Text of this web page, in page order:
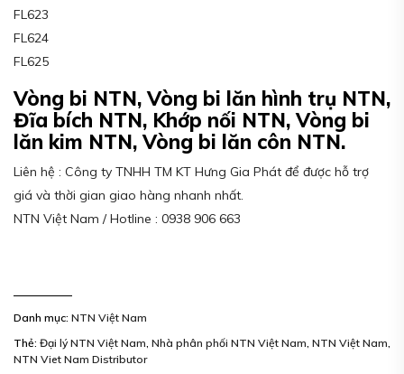
FL623
FL624
FL625
Vòng bi NTN, Vòng bi lăn hình trụ NTN,
Đĩa bích NTN, Khớp nối NTN, Vòng bi
lăn kim NTN, Vòng bi lăn côn NTN.
Liên hệ : Công ty TNHH TM KT Hưng Gia Phát để được hỗ trợ
giá và thời gian giao hàng nhanh nhất.
NTN Việt Nam / Hotline : 0938 906 663
Danh mục: NTN Việt Nam
Thẻ: Đại lý NTN Việt Nam, Nhà phân phối NTN Việt Nam, NTN Việt Nam,
NTN Viet Nam Distributor